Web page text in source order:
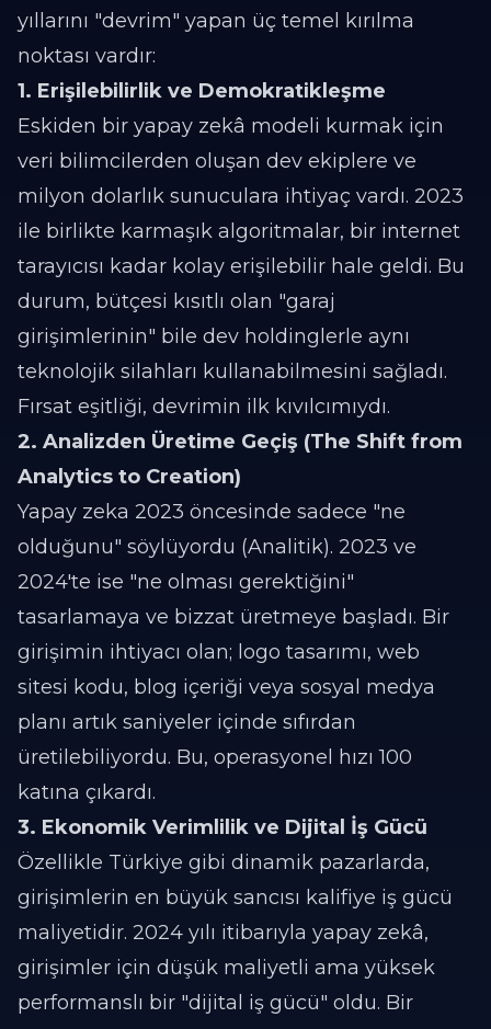
yıllarını "devrim" yapan üç temel kırılma
noktası vardır:
1. Erişilebilirlik ve Demokratikleşme
Eskiden bir yapay zekâ modeli kurmak için
veri bilimcilerden oluşan dev ekiplere ve
milyon dolarlık sunuculara ihtiyaç vardı. 2023
ile birlikte karmaşık algoritmalar, bir internet
tarayıcısı kadar kolay erişilebilir hale geldi. Bu
durum, bütçesi kısıtlı olan "garaj
girişimlerinin" bile dev holdinglerle aynı
teknolojik silahları kullanabilmesini sağladı.
Fırsat eşitliği, devrimin ilk kıvılcımıydı.
2. Analizden Üretime Geçiş (The Shift from
Analytics to Creation)
Yapay zeka 2023 öncesinde sadece "ne
olduğunu" söylüyordu (Analitik). 2023 ve
2024'te ise "ne olması gerektiğini"
tasarlamaya ve bizzat üretmeye başladı. Bir
girişimin ihtiyacı olan; logo tasarımı, web
sitesi kodu, blog içeriği veya sosyal medya
planı artık saniyeler içinde sıfırdan
üretilebiliyordu. Bu, operasyonel hızı 100
katına çıkardı.
3. Ekonomik Verimlilik ve Dijital İş Gücü
Özellikle Türkiye gibi dinamik pazarlarda,
girişimlerin en büyük sancısı kalifiye iş gücü
maliyetidir. 2024 yılı itibarıyla yapay zekâ,
girişimler için düşük maliyetli ama yüksek
performanslı bir "dijital iş gücü" oldu. Bir